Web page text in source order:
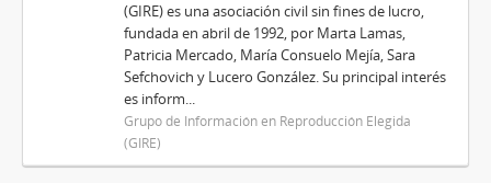
(GIRE) es una asociación civil sin fines de lucro,
fundada en abril de 1992, por Marta Lamas,
Patricia Mercado, María Consuelo Mejía, Sara
Sefchovich y Lucero González. Su principal interés
es inform...
Grupo de Información en Reproducción Elegida
(GIRE)